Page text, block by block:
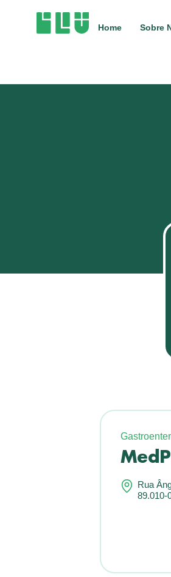
Home Sobre
Rua
89.010-